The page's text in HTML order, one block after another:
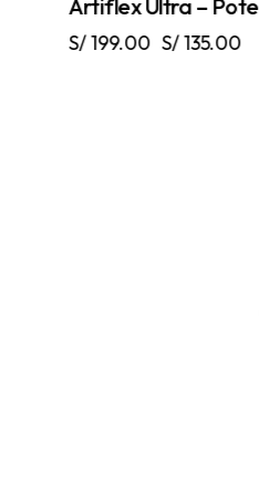
Artiflex Ultra – Pote
S/199.00 S/135.00